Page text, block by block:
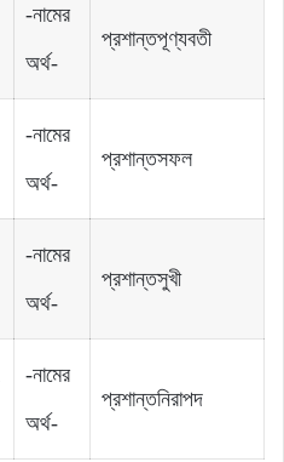
-নামের
অর্থ-
প্রশান্ত‌‌পূণ্যবতী‌‌
-নামের
অর্থ-
প্রশান্ত‌‌সফল‌‌
-নামের
অর্থ-
প্রশান্ত‌‌সুখী‌‌
-নামের
অর্থ-
প্রশান্ত‌‌নিরাপদ‌‌